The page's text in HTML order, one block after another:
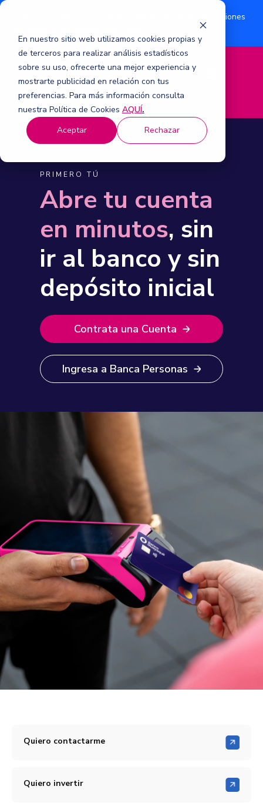
En nuestro sitio web utilizamos cookies propias y
de terceros para realizar análisis estadísticos
sobre su uso, ofrecerte una mejor experiencia y
mostrarte publicidad en relación con tus
preferencias. Para más información consulta
nuestra Política de Cookies AQUÍ.
Aceptar
Rechazar
¿Eres accionista? Conoce acerca de la suscripción de acciones
M
e
n
PRIMERO TÚ
Abre tu cuenta
en minutos, sin
ir al banco y sin
depósito inicial
Contrata una Cuenta
Ingresa a Banca Personas
Quiero contactarme
Quiero invertir